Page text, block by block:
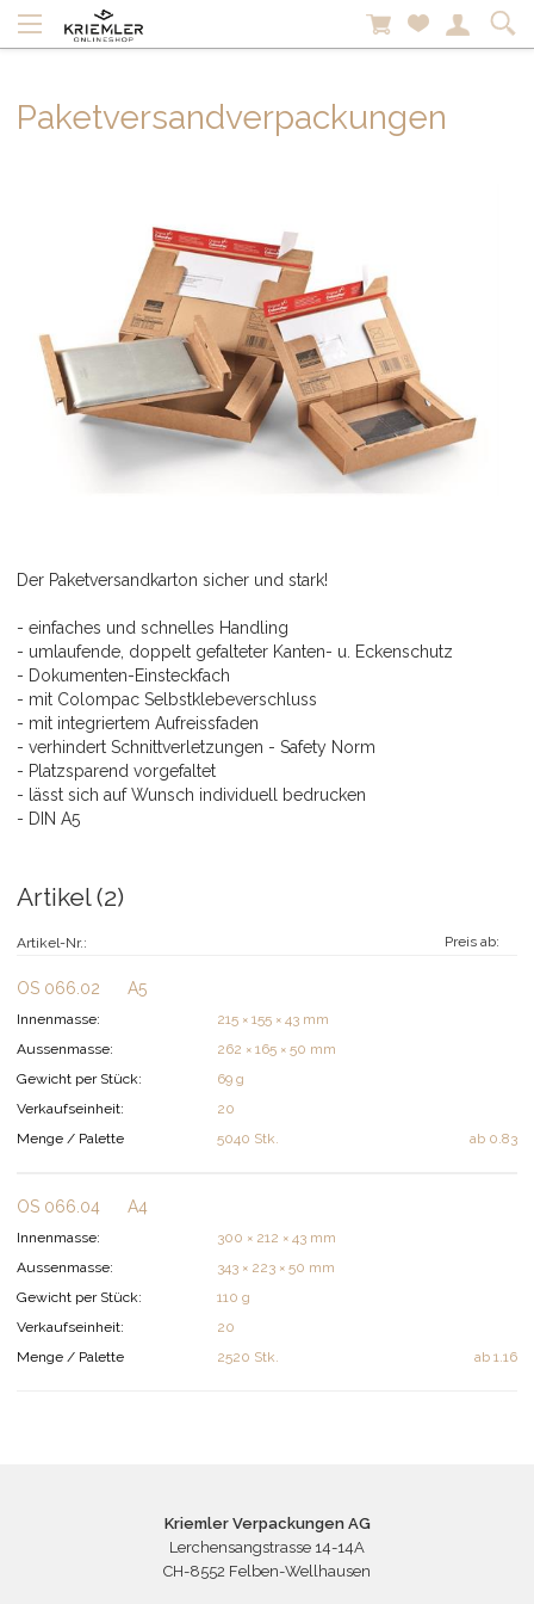
Paketversandverpackungen
Der Paketversandkarton sicher und stark!
- einfaches und schnelles Handling
- umlaufende, doppelt gefalteter Kanten- u. Eckenschutz
- Dokumenten-Einsteckfach
- mit Colompac Selbstklebeverschluss
- mit integriertem Aufreissfaden
- verhindert Schnittverletzungen - Safety Norm
- Platzsparend vorgefaltet
- lässt sich auf Wunsch individuell bedrucken
- DIN A5
Artikel (2)
Preis ab:
Artikel-Nr.:
ab 0.83
OS 066.02 A5
Innenmasse:
215 × 155 × 43 mm
Aussenmasse:
262 × 165 × 50 mm
Gewicht per Stück:
69 g
Verkaufseinheit:
20
Menge / Palette
5040 Stk.
ab 1.16
OS 066.04 A4
Innenmasse:
300 × 212 × 43 mm
Aussenmasse:
343 × 223 × 50 mm
Gewicht per Stück:
110 g
Verkaufseinheit:
20
Menge / Palette
2520 Stk.
Kriemler Verpackungen AG
Lerchensangstrasse 14-14A
CH-8552 Felben-Wellhausen